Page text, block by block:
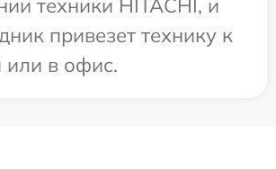
техники HITACHI, и
привезет технику к
в офис.